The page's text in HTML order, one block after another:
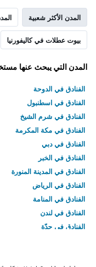
المدن الأكثر شعبية
بيوت عطلات في كاليفورنيا
المدن التي يبحث عنها
الفنادق في الدوحة
الفنادق في اسطنبول
الفنادق في شرم الشيخ
الفنادق في مكة المكرمة
الفنادق في دبي
الفنادق في الخبر
الفنادق في المدينة المنورة
الفنادق في الرياض
الفنادق في المنامة
الفنادق في لندن
الفنادق في جدّة